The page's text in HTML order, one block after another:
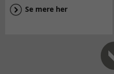
Se mere her